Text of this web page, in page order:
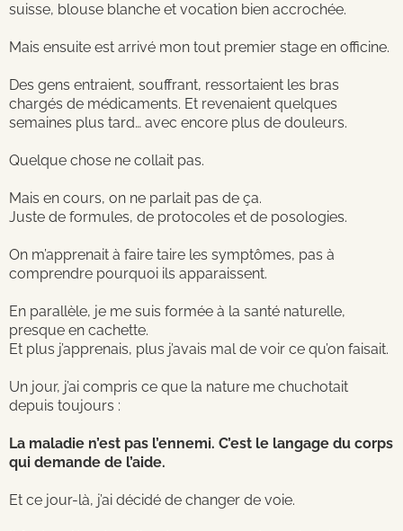
suisse, blouse blanche et vocation bien accrochée.
Mais ensuite est arrivé mon tout premier stage en officine.
Des gens entraient, souffrant, ressortaient les bras
chargés de médicaments. Et revenaient quelques
semaines plus tard… avec encore plus de douleurs.
Quelque chose ne collait pas.
Mais en cours, on ne parlait pas de ça.
Juste de formules, de protocoles et de posologies.
On m’apprenait à faire taire les symptômes, pas à
comprendre pourquoi ils apparaissent.
En parallèle, je me suis formée à la santé naturelle,
presque en cachette.
Et plus j’apprenais, plus j’avais mal de voir ce qu’on faisait.
Un jour, j’ai compris ce que la nature me chuchotait
depuis toujours :
La maladie n’est pas l’ennemi. C’est le langage du corps
qui demande de l’aide.
Et ce jour-là, j’ai décidé de changer de voie.